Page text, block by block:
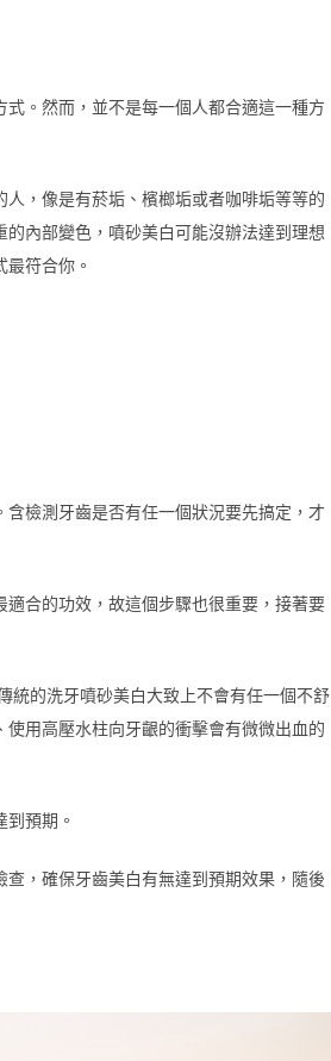
。然而，並不是每一個人都合適這一種方
，像是有菸垢、檳榔垢或者咖啡垢等等的
內部變色，噴砂美白可能沒辦法達到理想
符合你。
檢測牙齒是否有任一個狀況要先搞定，才
合的功效，故這個步驟也很重要，接著要
統的洗牙噴砂美白大致上不會有任一個不舒
用高壓水柱向牙齦的衝擊會有微微出血的
預期。
，確保牙齒美白有無達到預期效果，隨後